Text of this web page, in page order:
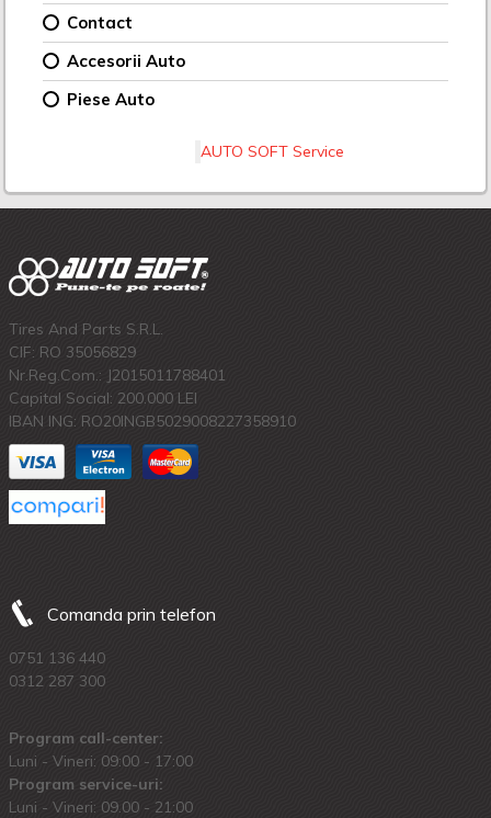
Contact
Accesorii Auto
Piese Auto
AUTO SOFT Service
Tires And Parts S.R.L.
CIF: RO 35056829
Nr.Reg.Com.: J2015011788401
Capital Social: 200.000 LEI
IBAN ING: RO20INGB5029008227358910
Comanda prin telefon
0751 136 440
0312 287 300
Program call-center:
Luni - Vineri: 09:00 - 17:00
Program service-uri:
Luni - Vineri: 09.00 - 21:00